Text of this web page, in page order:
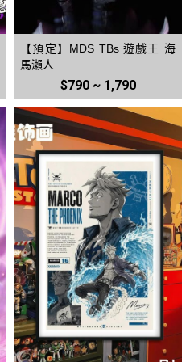
【預定】MDS TBs 遊戲王 海
馬瀨人
$790 ~ 1,790